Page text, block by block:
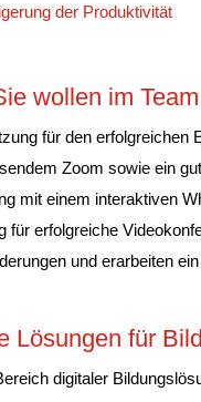
der Produktivität
wollen im
für den erfolgreichen
Zoom sowie ein
mit einem interaktiven
für erfolgreiche
und erarbeiten
Lösungen für
digitaler